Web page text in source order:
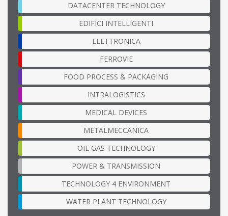
DATACENTER TECHNOLOGY
EDIFICI INTELLIGENTI
ELETTRONICA
FERROVIE
FOOD PROCESS & PACKAGING
INTRALOGISTICS
MEDICAL DEVICES
METALMECCANICA
OIL GAS TECHNOLOGY
POWER & TRANSMISSION
TECHNOLOGY 4 ENVIRONMENT
WATER PLANT TECHNOLOGY